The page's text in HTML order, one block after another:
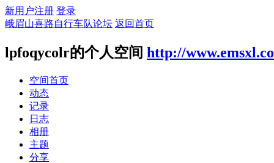
新用户注册 登录
峨眉山喜路自行车队论坛 返回首页
lpfoqycolr的个人空间 http://
空间首页
动态
记录
日志
相册
主题
分享